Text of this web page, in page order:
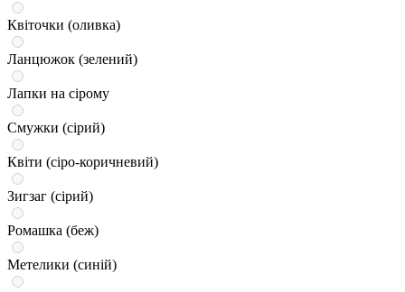
Квіточки (оливка)
Ланцюжок (зелений)
Лапки на сірому
Смужки (сірий)
Квіти (сіро-коричневий)
Зигзаг (сірий)
Ромашка (беж)
Метелики (синій)